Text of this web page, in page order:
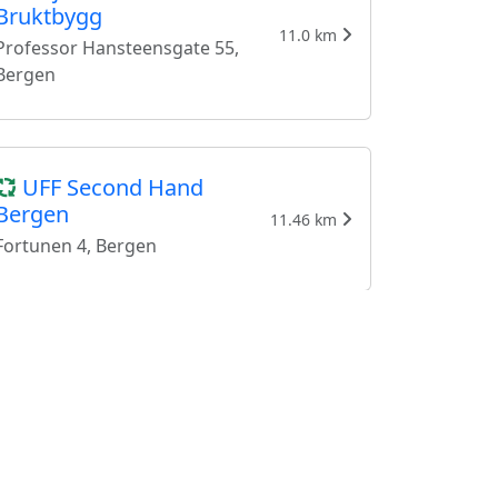
Hansteensgate 55,
11.0 km
UFF Second Hand
4, Bergen
11.46 km